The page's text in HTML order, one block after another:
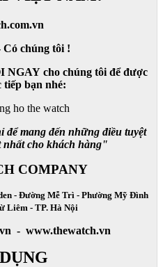
Có chúng tôi !
cho chúng tôi để được
bạn nhé:
để mang đến những điều tuyệt
nhất cho khách hàng"
COMPANY
- Đường Mễ Trì - Phường Mỹ Đình
Liêm - TP. Hà Nội
- www.thewatch.vn